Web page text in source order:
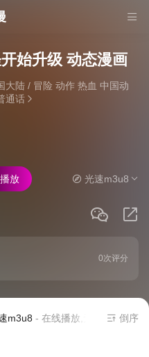
始升级 动态漫画
大陆 / 冒险 动作 热血 中国动
通话
放 光速m3u8
0次评分
- 在线播放,无需安装播放器
倒序